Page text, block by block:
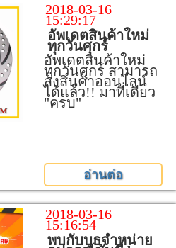
2018-03-16
15:29:17
อัพเดตสินค้าใหม่
ทุกวันศุกร์
อัพเดตสินค้าใหม่
ทุกวันศุกร์ สามารถ
สั่งสินค้าออนไลน์
ได้แล้ว!! มาที่เดียว
"ครบ"
อ่านต่อ
2018-03-16
15:16:54
พบกับบูธจำหน่าย